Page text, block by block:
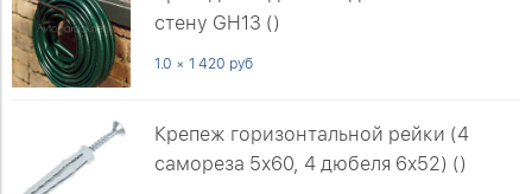
стену GH13 ()
1.0 × 1 420 руб
Крепеж горизонтальной рейки (4
самореза 5х60, 4 дюбеля 6х52) ()